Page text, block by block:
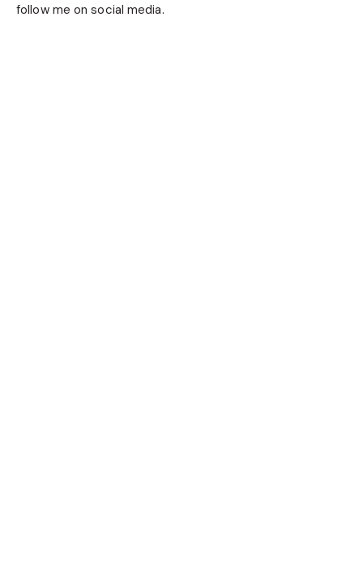
follow me on social media.